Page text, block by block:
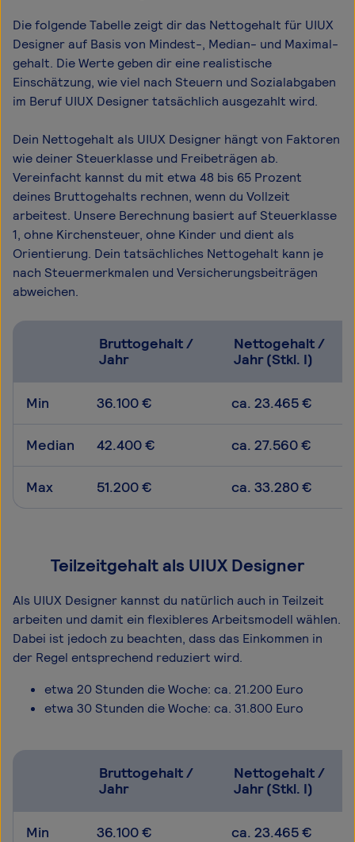
Die folgende Tabelle zeigt dir das Netto­gehalt für UIUX
Designer auf Basis von Mindest-, Median- und Maximal­
gehalt. Die Werte geben dir eine realistische
Einschätzung, wie viel nach Steuern und Sozialabgaben
im Beruf UIUX Designer tatsächlich ausgezahlt wird.
Dein Nettogehalt als UIUX Designer hängt von Faktoren
wie deiner Steuerklasse und Freibeträgen ab.
Vereinfacht kannst du mit etwa 48 bis 65 Prozent
deines Bruttogehalts rechnen, wenn du Vollzeit
arbeitest. Unsere Berechnung basiert auf Steuerklasse
1, ohne Kirchensteuer, ohne Kinder und dient als
Orientierung. Dein tatsächliches Nettogehalt kann je
nach Steuermerkmalen und Versicherungsbeiträgen
abweichen.
Bruttogehalt /
Jahr
Nettogehalt /
Jahr (Stkl. I)
Min 36.100 € ca. 23.465 €
Median 42.400 € ca. 27.560 €
Max 51.200 € ca. 33.280 €
Teilzeitgehalt als UIUX Designer
Als UIUX Designer kannst du natürlich auch in Teilzeit
arbeiten und damit ein flexibleres Arbeitsmodell wählen.
Dabei ist jedoch zu beachten, dass das Einkommen in
der Regel entsprechend reduziert wird.
etwa 20 Stunden die Woche: ca. 21.200 Euro
etwa 30 Stunden die Woche: ca. 31.800 Euro
Bruttogehalt /
Jahr
Nettogehalt /
Jahr (Stkl. I)
Min 36.100 € ca. 23.465 €